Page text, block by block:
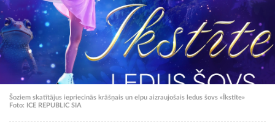
Šoziem skatītājus iepriecinās krāšņais un elpu aizraujošais ledus šovs «Īkstīte»
Foto: ICE REPUBLIC SIA